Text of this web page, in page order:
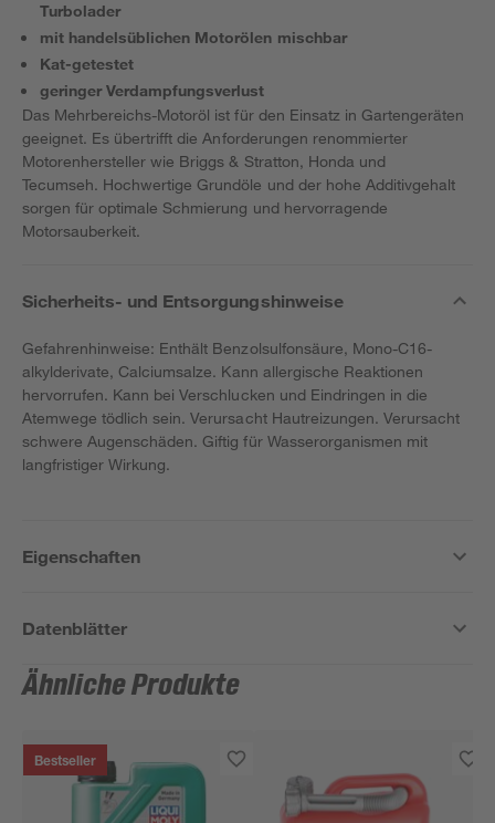
Turbolader
mit handelsüblichen Motorölen mischbar
Kat-getestet
geringer Verdampfungsverlust
Das Mehrbereichs-Motoröl ist für den Einsatz in Gartengeräten
geeignet. Es übertrifft die Anforderungen renommierter
Motorenhersteller wie Briggs & Stratton, Honda und
Tecumseh. Hochwertige Grundöle und der hohe Additivgehalt
sorgen für optimale Schmierung und hervorragende
Motorsauberkeit.
Sicherheits- und Entsorgungshinweise
Gefahrenhinweise: Enthält Benzolsulfonsäure, Mono-C16-
alkylderivate, Calciumsalze. Kann allergische Reaktionen
hervorrufen. Kann bei Verschlucken und Eindringen in die
Atemwege tödlich sein. Verursacht Hautreizungen. Verursacht
schwere Augenschäden. Giftig für Wasserorganismen mit
langfristiger Wirkung.
Eigenschaften
Datenblätter
Ähnliche Produkte
Bestseller